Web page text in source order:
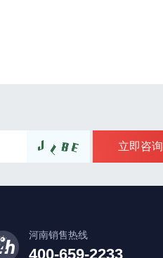
立即咨询
河南销售热线
400-659-2233